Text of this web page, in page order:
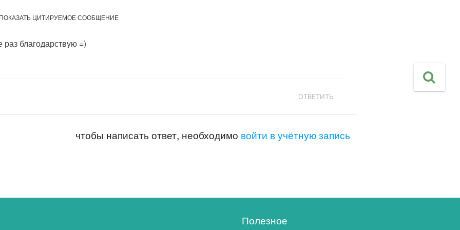
ПОКАЗАТЬ ЦИТИРУЕМОЕ СООБЩЕНИЕ
благодарствую =)
ОТВЕТИТЬ
чтобы написать ответ, необходимо войти в учётную запись
Полезное